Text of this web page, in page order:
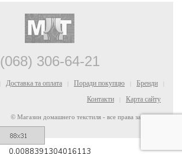
(068) 306-64-21
Доставка та оплата Поради покупцю Бренди
Контакти Карта сайту
© Магазин домашнего текстиля - все права защищены
0.0088391304016113